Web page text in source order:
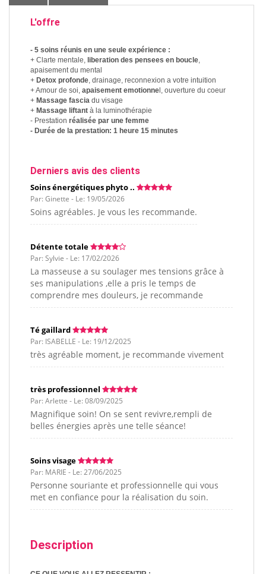
L'offre
- 5 soins réunis en une seule expérience :
+ Clarte mentale, liberation des pensees en boucle,
apaisement du mental
+ Detox profonde, drainage, reconnexion a votre intuition
+ Amour de soi, apaisement emotionne l, ouverture du coeur
+ Massage fascia du visage
+ Massage liftant à la luminothérapie
- Prestation réalisée par une femme
- Durée de la prestation: 1 heure 15 minutes
Derniers avis des clients
Soins énergétiques phyto ..
Par: Ginette - Le: 19/05/2026
Soins agréables. Je vous les recommande.
Détente totale
Par: Sylvie - Le: 17/02/2026
La masseuse a su soulager mes tensions grâce à
ses manipulations ,elle a pris le temps de
comprendre mes douleurs, je recommande
Té gaillard
Par: ISABELLE - Le: 19/12/2025
très agréable moment, je recommande vivement
très professionnel
Par: Arlette - Le: 08/09/2025
Magnifique soin! On se sent revivre,rempli de
belles énergies après une telle séance!
Soins visage
Par: MARIE - Le: 27/06/2025
Personne souriante et professionnelle qui vous
met en confiance pour la réalisation du soin.
Description